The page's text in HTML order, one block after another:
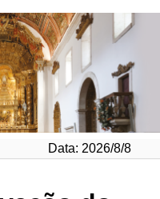
Data: 2026/8/8